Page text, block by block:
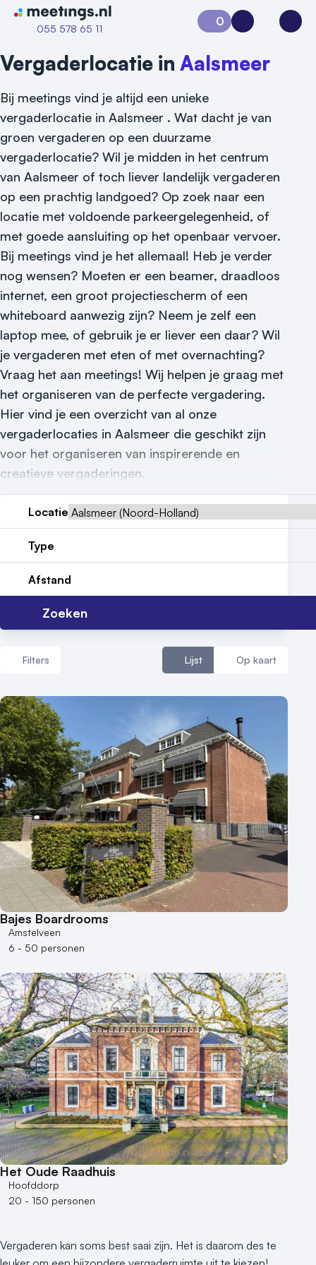
Naar home van Meetings
055 578 65 11
Vraag locatie aan
Meld locatie aan
Nieuws
Reviews (5⭐️)
Contact
0
Aanvraag 0Inloggen
Vergaderlocatie in Aalsmeer
Bij meetings vind je altijd een unieke
vergaderlocatie in Aalsmeer . Wat dacht je van
groen vergaderen op een duurzame
vergaderlocatie? Wil je midden in het centrum
van Aalsmeer of toch liever landelijk vergaderen
op een prachtig landgoed? Op zoek naar een
locatie met voldoende parkeergelegenheid, of
met goede aansluiting op het openbaar vervoer.
Bij meetings vind je het allemaal! Heb je verder
nog wensen? Moeten er een beamer, draadloos
internet, een groot projectiescherm of een
whiteboard aanwezig zijn? Neem je zelf een
laptop mee, of gebruik je er liever een daar? Wil
je vergaderen met eten of met overnachting?
Vraag het aan meetings! Wij helpen je graag met
het organiseren van de perfecte vergadering.
Hier vind je een overzicht van al onze
vergaderlocaties in Aalsmeer die geschikt zijn
voor het organiseren van inspirerende en
creatieve vergaderingen.
Locatie
Type
Afstand
Zoeken
Filters Lijst Op kaart
Aantal zalen
1 - 5 zalen
6 - 10 zalen
10 of meer zalen
Aantal personen
1 - 50 personen
50 - 100 personen
100 - 250 personen
250 - 500 personen
500+ personen
Bijzondere locaties
Buitenlocatie
Duurzame locatie
Groene locatie
Heisessie
Hotel
Hybride events
Industriële locatie
Kasteel en landgoed
Kleine / intieme locatie
Locaties aan zee
Museum
Theater
Varende locatie
Bajes Boardrooms
Amstelveen
6 - 50 personen
Het Oude Raadhuis
Hoofddorp
20 - 150 personen
Vergaderen kan soms best saai zijn. Het is daarom des te